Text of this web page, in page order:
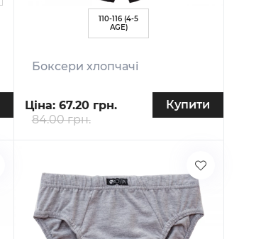
110-116 (4-5
AGE)
Боксери хлопчачі
Ціна: 67.20 грн.
84.00 грн.
Купити